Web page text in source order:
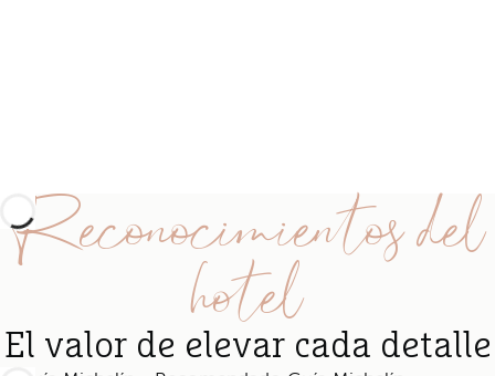
Reconocimientos del
hotel
El valor de elevar cada detalle